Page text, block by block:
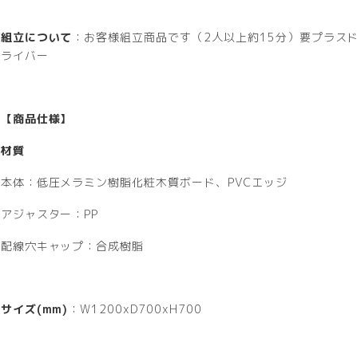
組立について ：お客様組立商品です（2人以上約15分）要プラスド
ライバー
【商品仕様】
材質
本体：低圧メラミン樹脂化粧木質ボード、PVCエッジ
アジャスター：PP
配線穴キャップ：合成樹脂
サイズ(mm) ：W1200xD700xH700